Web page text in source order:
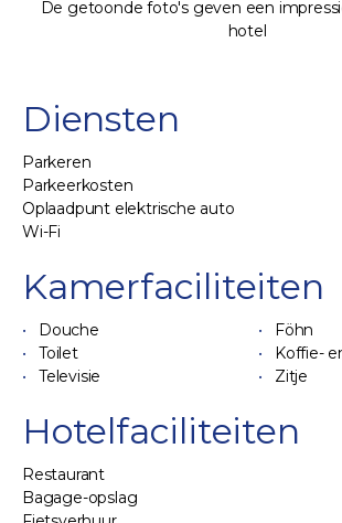
De getoonde foto's geven een
hotel
Diensten
Parkeren
Parkeerkosten
Oplaadpunt elektrische auto
Wi-Fi
Kamerfaciliteiten
Douche
Föhn
Toilet
Koffie-
Televisie
Zitje
Hotelfaciliteiten
Restaurant
Bagage-opslag